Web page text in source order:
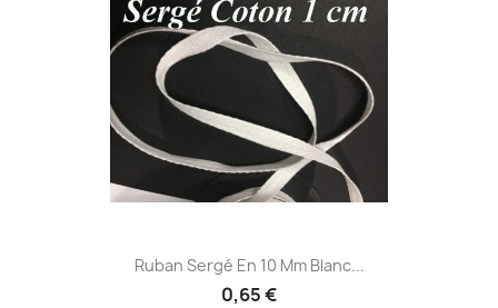
Ruban Sergé En 10 Mm Blanc...
0,65 €